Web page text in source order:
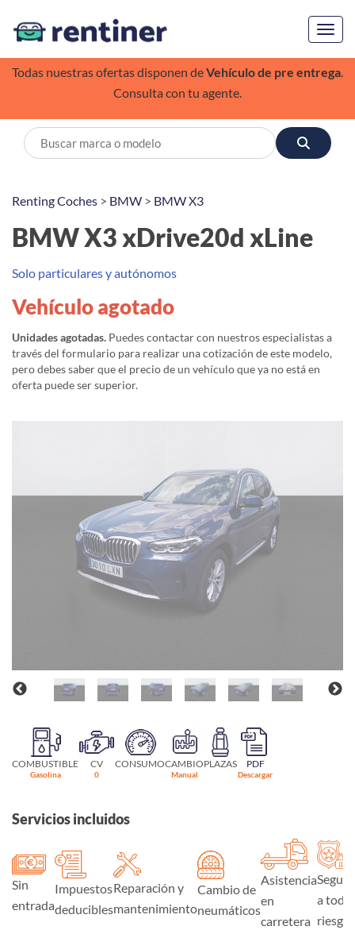
Todas nuestras ofertas disponen deVehículo de pre entrega.
Consulta con tu agente.
Renting Coches > BMW > BMW X3
BMW X3 xDrive20d xLine
Solo particulares y autónomos
Vehículo agotado
Unidades agotadas. Puedes contactar con nuestros especialistas a
través del formulario para realizar una cotización de este modelo,
pero debes saber que el precio de un vehículo que ya no está en
oferta puede ser superior.
COMBUSTIBLE
Gasolina
CV
0
CONSUMOCAMBIO
Manual
PLAZAS PDF
Descargar
Servicios incluidos
Sin
entrada
Impuestos
deducibles
Reparación y
mantenimiento
Cambio de
neumáticos
Asistencia
en
carretera
Seguro
a todo
riesgo